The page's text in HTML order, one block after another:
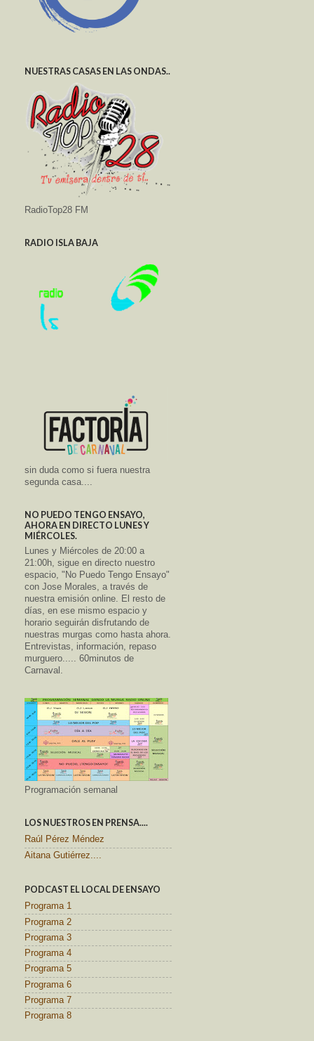
NUESTRAS CASAS EN LAS ONDAS..
RadioTop28 FM
RADIO ISLA BAJA
sin duda como si fuera nuestra
segunda casa....
NO PUEDO TENGO ENSAYO,
AHORA EN DIRECTO LUNES Y
MIÉRCOLES.
Lunes y Miércoles de 20:00 a
21:00h, sigue en directo nuestro
espacio, "No Puedo Tengo Ensayo"
con Jose Morales, a través de
nuestra emisión online. El resto de
días, en ese mismo espacio y
horario seguirán disfrutando de
nuestras murgas como hasta ahora.
Entrevistas, información, repaso
murguero..... 60minutos de
Carnaval.
Programación semanal
LOS NUESTROS EN PRENSA....
Raúl Pérez Méndez
Aitana Gutiérrez....
PODCAST EL LOCAL DE ENSAYO
Programa 1
Programa 2
Programa 3
Programa 4
Programa 5
Programa 6
Programa 7
Programa 8